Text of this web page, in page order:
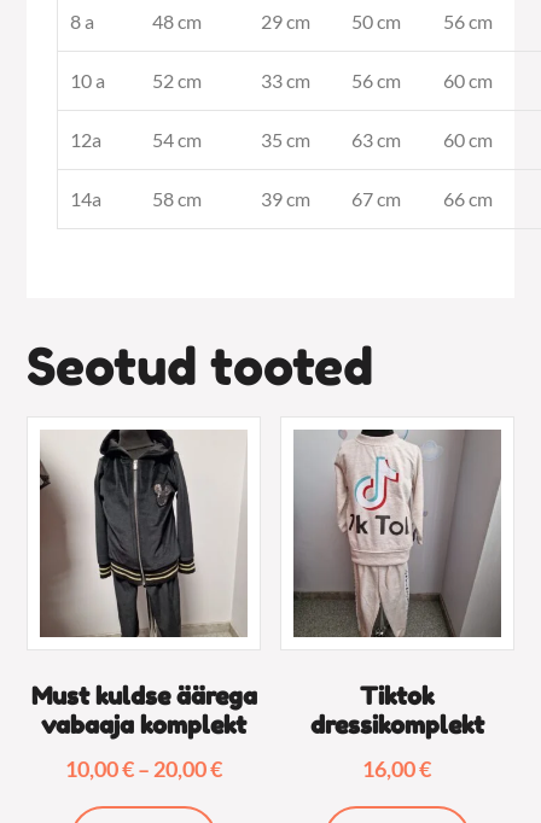
8 a 48 cm 29 cm 50 cm 56 cm
10 a 52 cm 33 cm 56 cm 60 cm
12a 54 cm 35 cm 63 cm 60 cm
14a 58 cm 39 cm 67 cm 66 cm
Seotud tooted
Must kuldse äärega
vabaaja komplekt
10,00€– 20,00€Hinnavahemik:
Tiktok
dressikomplekt
16,00€